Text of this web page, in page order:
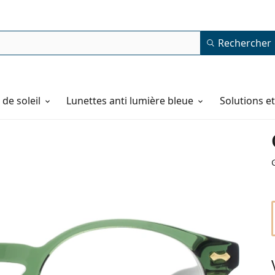
Rechercher
soleil Lunettes anti lumière bleue Solutions